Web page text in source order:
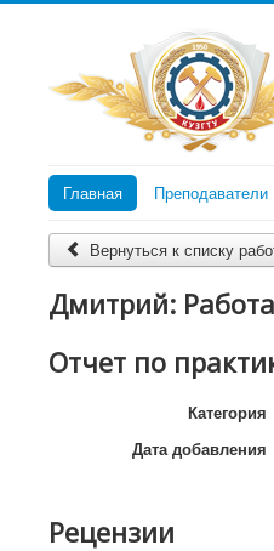
Главная Преподаватели
Вернуться к списку
Дмитрий:
Отчет по
Категория
Дата добавления
Рецензии